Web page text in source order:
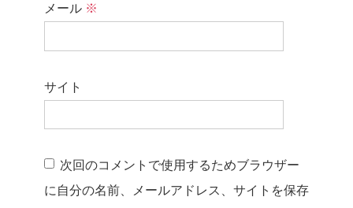
メール ※
サイト
次回のコメントで使用するためブラウザー
に自分の名前、メールアドレス、サイトを保存